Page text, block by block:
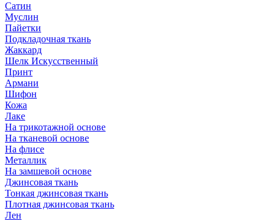
Сатин
Муслин
Пайетки
Подкладочная ткань
Жаккард
Шелк Искусственный
Принт
Армани
Шифон
Кожа
Лаке
На трикотажной основе
На тканевой основе
На флисе
Металлик
На замшевой основе
Джинсовая ткань
Тонкая джинсовая ткань
Плотная джинсовая ткань
Лен